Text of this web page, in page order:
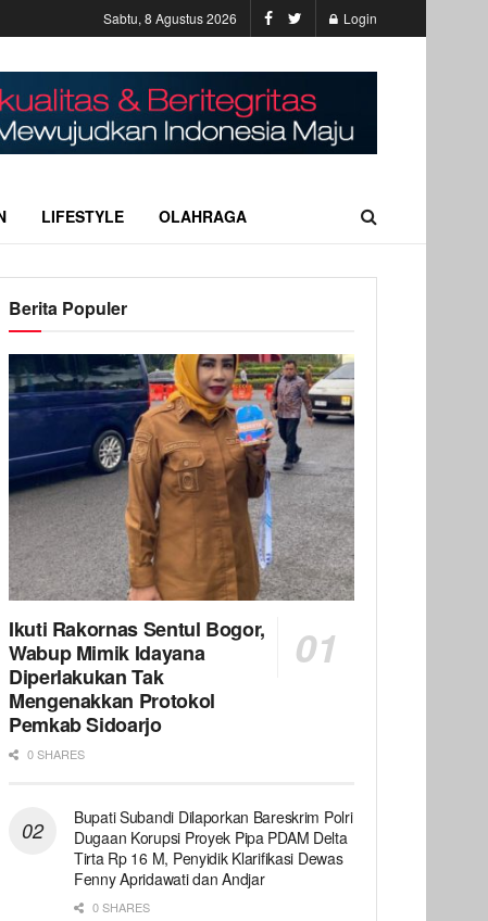
Sabtu, 8 Agustus 2026 Login
LIFESTYLE OLAHRAGA
Berita Populer
Ikuti Rakornas Sentul Bogor,
Wabup Mimik Idayana
Diperlakukan Tak
Mengenakkan Protokol
Pemkab Sidoarjo
0 SHARES
Bupati Subandi Dilaporkan Bareskrim Polri
Dugaan Korupsi Proyek Pipa PDAM Delta
Tirta Rp 16 M, Penyidik Klarifikasi Dewas
Fenny Apridawati dan Andjar
0 SHARES